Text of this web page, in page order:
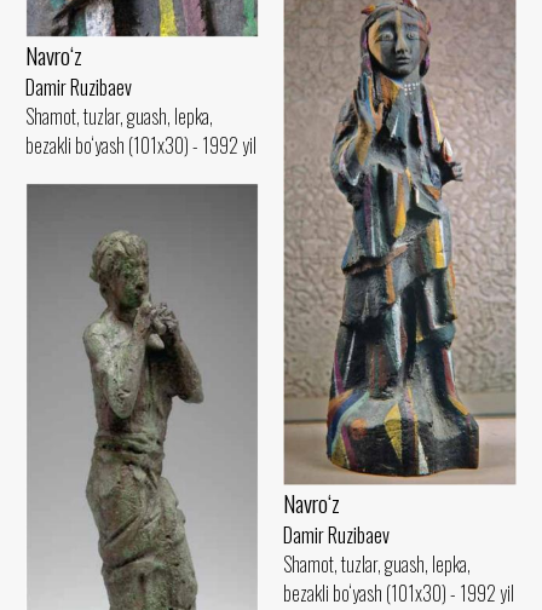
Navro‘z
Damir Ruzibaev
Shamot, tuzlar, guash, lepka,
bezakli bo‘yash (101x30) - 1992 yil
Navro‘z
Damir Ruzibaev
Shamot, tuzlar, guash, lepka,
bezakli bo‘yash (101x30) - 1992 yil